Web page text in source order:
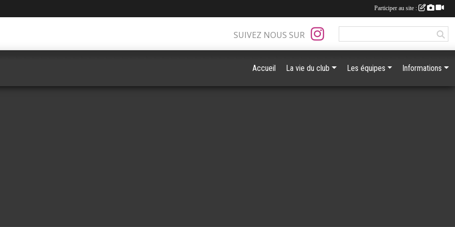
SUIVEZ NOUS SUR
Accueil La vie du club Les équipes Informations
Participer au site :